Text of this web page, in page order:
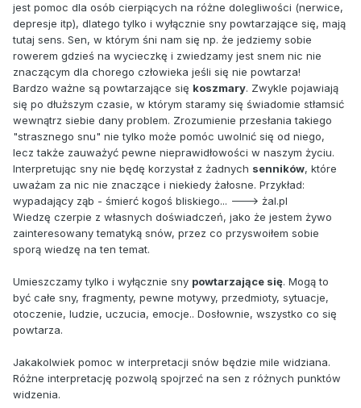
jest pomoc dla osób cierpiących na różne dolegliwości (nerwice,
depresje itp), dlatego tylko i wyłącznie sny powtarzające się, mają
tutaj sens. Sen, w którym śni nam się np. że jedziemy sobie
rowerem gdzieś na wycieczkę i zwiedzamy jest snem nic nie
znaczącym dla chorego człowieka jeśli się nie powtarza!
Bardzo ważne są powtarzające się koszmary. Zwykle pojawiają
się po dłuższym czasie, w którym staramy się świadomie stłamsić
wewnątrz siebie dany problem. Zrozumienie przesłania takiego
"strasznego snu" nie tylko może pomóc uwolnić się od niego,
lecz także zauważyć pewne nieprawidłowości w naszym życiu.
Interpretując sny nie będę korzystał z żadnych senników, które
uważam za nic nie znaczące i niekiedy żałosne. Przykład:
wypadający ząb - śmierć kogoś bliskiego... ---> żal.pl
Wiedzę czerpie z własnych doświadczeń, jako że jestem żywo
zainteresowany tematyką snów, przez co przyswoiłem sobie
sporą wiedzę na ten temat.
Umieszczamy tylko i wyłącznie sny powtarzające się. Mogą to
być całe sny, fragmenty, pewne motywy, przedmioty, sytuacje,
otoczenie, ludzie, uczucia, emocje.. Dosłownie, wszystko co się
powtarza.
Jakakolwiek pomoc w interpretacji snów będzie mile widziana.
Różne interpretację pozwolą spojrzeć na sen z różnych punktów
widzenia.